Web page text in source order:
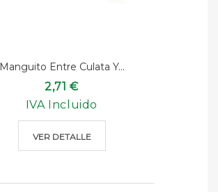
Manguito Entre Culata Y...
2,71 €
IVA Incluido
VER DETALLE